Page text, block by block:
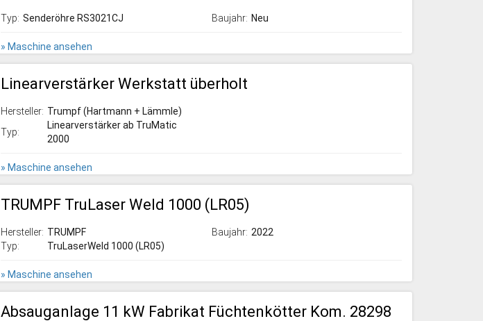
Typ: Senderöhre RS3021CJ Baujahr: Neu
» Maschine ansehen
Linearverstärker Werkstatt überholt
Hersteller: Trumpf (Hartmann + Lämmle)
Typ:
Linearverstärker ab TruMatic
2000
» Maschine ansehen
TRUMPF TruLaser Weld 1000 (LR05)
Hersteller: TRUMPF
Typ:
TruLaserWeld 1000 (LR05)
Baujahr: 2022
» Maschine ansehen
Absauganlage 11 kW Fabrikat Füchtenkötter Kom. 28298